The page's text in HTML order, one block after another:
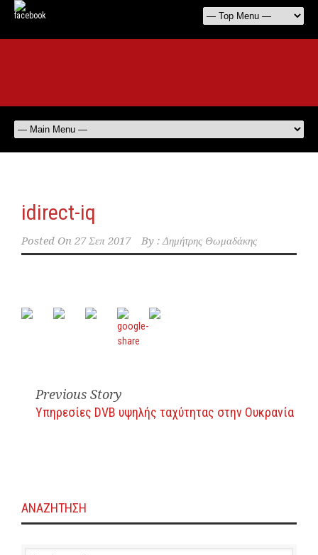
idirect-iq
Posted On 27 Σεπ 2017 By : Δημήτρης Θωμαδάκης
Previous Story
Υπηρεσίες DVB υψηλής ταχύτητας στην Ουκρανία
ΑΝΑΖΗΤΗΣΗ